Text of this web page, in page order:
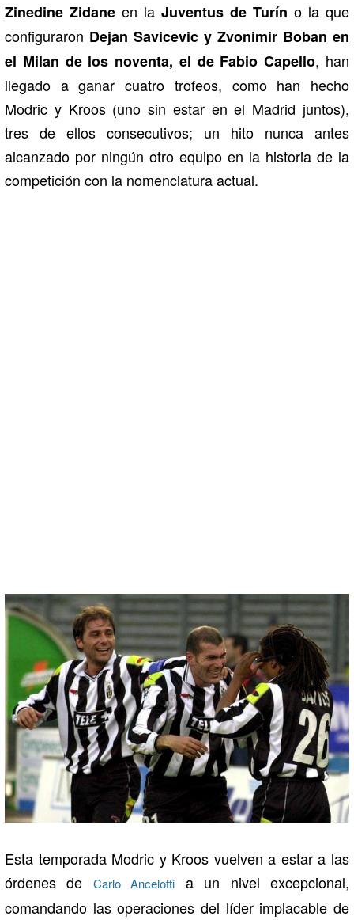
Zinedine Zidane en la Juventus de Turín o la que
configuraron Dejan Savicevic y Zvonimir Boban en
el Milan de los noventa, el de Fabio Capello, han
llegado a ganar cuatro trofeos, como han hecho
Modric y Kroos (uno sin estar en el Madrid juntos),
tres de ellos consecutivos; un hito nunca antes
alcanzado por ningún otro equipo en la historia de la
competición con la nomenclatura actual.
Esta temporada Modric y Kroos vuelven a estar a las
órdenes de
Carlo Ancelotti
a un nivel excepcional,
comandando las operaciones del líder implacable de